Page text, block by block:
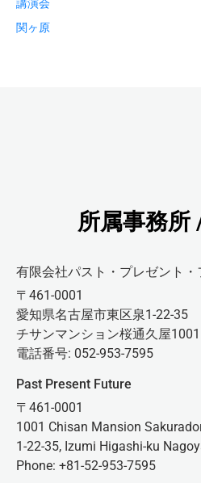
講演会
関ヶ原
所属事務所
有限会社パスト・プレゼント・
〒461-0001
愛知県名古屋市東区泉1-22-35
チサンマンション桜通久屋1001
電話番号: 052-953-7595
Past Present Future
〒461-0001
1001 Chisan Mansion
1-22-35, Izumi Higashi-ku
Phone: +81-52-953-7595